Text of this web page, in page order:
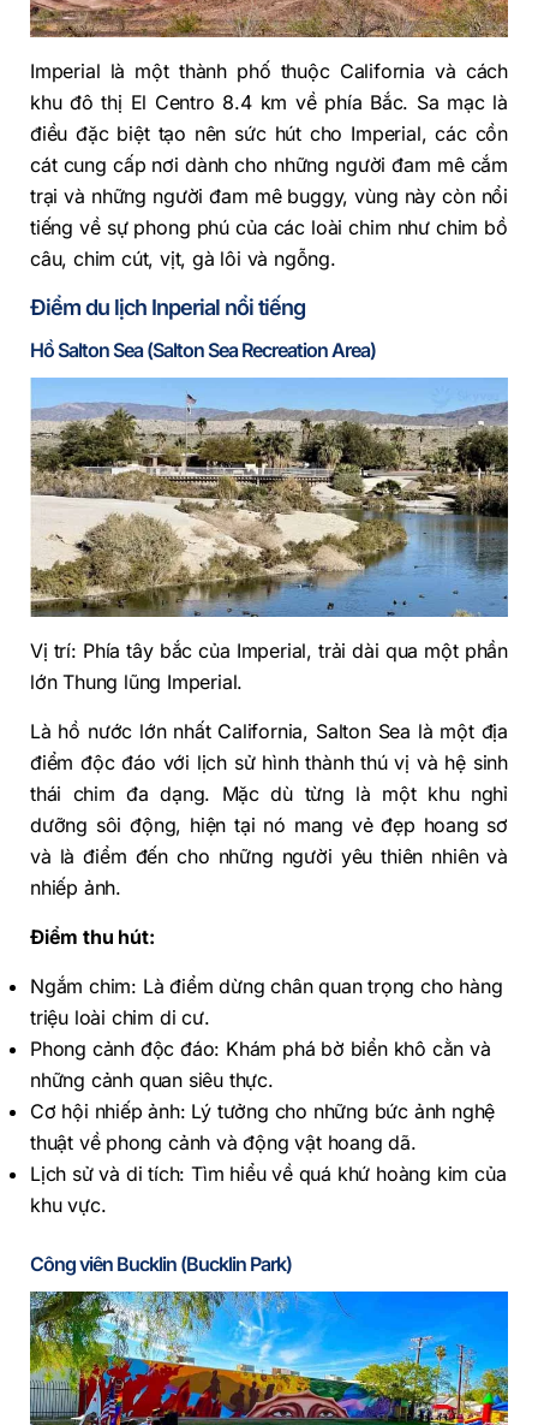
Imperial là một thành phố thuộc California và cách
khu đô thị El Centro 8.4 km về phía Bắc. Sa mạc là
điều đặc biệt tạo nên sức hút cho Imperial, các cồn
cát cung cấp nơi dành cho những người đam mê cắm
trại và những người đam mê buggy, vùng này còn nổi
tiếng về sự phong phú của các loài chim như chim bồ
câu, chim cút, vịt, gà lôi và ngỗng.
Điểm du lịch Inperial nổi tiếng
Hồ Salton Sea (Salton Sea Recreation Area)
Vị trí: Phía tây bắc của Imperial, trải dài qua một phần
lớn Thung lũng Imperial.
Là hồ nước lớn nhất California, Salton Sea là một địa
điểm độc đáo với lịch sử hình thành thú vị và hệ sinh
thái chim đa dạng. Mặc dù từng là một khu nghỉ
dưỡng sôi động, hiện tại nó mang vẻ đẹp hoang sơ
và là điểm đến cho những người yêu thiên nhiên và
nhiếp ảnh.
Điểm thu hút:
Ngắm chim: Là điểm dừng chân quan trọng cho hàng
triệu loài chim di cư.
Phong cảnh độc đáo: Khám phá bờ biển khô cằn và
những cảnh quan siêu thực.
Cơ hội nhiếp ảnh: Lý tưởng cho những bức ảnh nghệ
thuật về phong cảnh và động vật hoang dã.
Lịch sử và di tích: Tìm hiểu về quá khứ hoàng kim của
khu vực.
Công viên Bucklin (Bucklin Park)